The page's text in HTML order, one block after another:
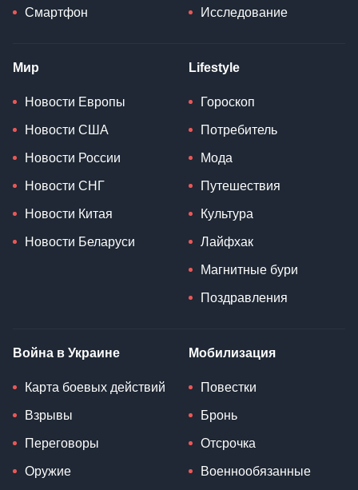
Смартфон Исследование
Мир
Новости Европы
Новости США
Новости России
Новости СНГ
Новости Китая
Новости Беларуси
Lifestyle
Гороскоп
Потребитель
Мода
Путешествия
Культура
Лайфхак
Магнитные бури
Поздравления
Война в Украине
Карта боевых действий
Взрывы
Переговоры
Оружие
Мобилизация
Повестки
Бронь
Отсрочка
Военнообязанные